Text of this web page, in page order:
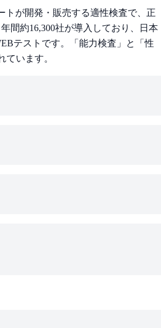
トが開発・販売する適性検査で、正
間約16,300社が導入しており、日本
テストです。「能力検査」と「性
ています。